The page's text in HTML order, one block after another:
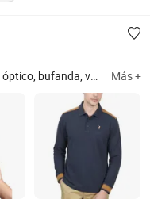
traje, bolsa de compras, juguete de peluche, llavero, pantalones, blusa, cordones elásticos, cinta para el equipaje, chaqueta Más +